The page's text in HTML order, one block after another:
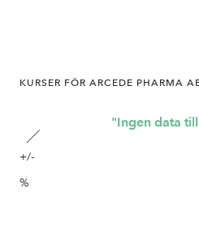
KURSER FÖR ARCEDE PHARMA
"Ingen data
+/-
%